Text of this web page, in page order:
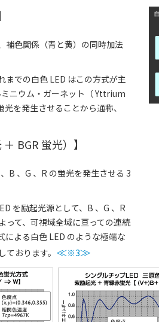
補色関係（青と黄）の同時加法
までの白色 LED はこの方式が主
ニウム・ガーネット（ Yttrium
を発生させることから通称、
BGR 蛍光）】
B 、G 、R の蛍光を発生させる 3
を励起光源として、B 、G 、R
って、可視域全域に亘っての連続
による白色 LED のような極端な
おります。 ≪※3≫